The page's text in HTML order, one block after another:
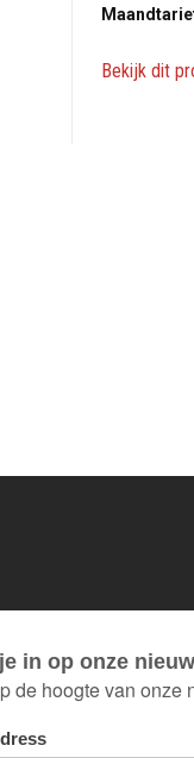
Bekijk dit
TOT EN MET 26 JULI.